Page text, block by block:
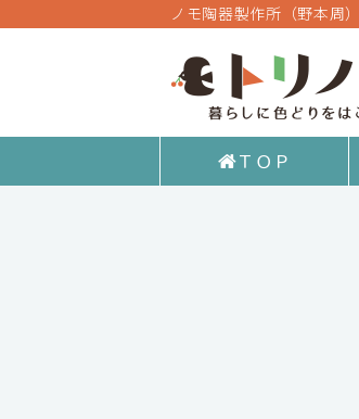
ノモ陶器製作所（野本周
ＴＯＰ